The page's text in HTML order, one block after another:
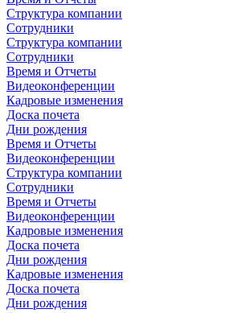
Структура компании
Сотрудники
Структура компании
Сотрудники
Время и Отчеты
Видеоконференции
Кадровые изменения
Доска почета
Дни рождения
Время и Отчеты
Видеоконференции
Структура компании
Сотрудники
Время и Отчеты
Видеоконференции
Кадровые изменения
Доска почета
Дни рождения
Кадровые изменения
Доска почета
Дни рождения